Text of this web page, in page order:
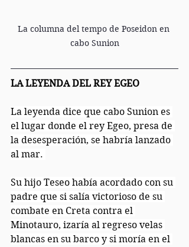
La columna del tempo de Poseidon en
cabo Sunion
LA LEYENDA DEL REY EGEO
La leyenda dice que cabo Sunion es
el lugar donde el rey Egeo, presa de
la desesperación, se habría lanzado
al mar.
Su hijo Teseo había acordado con su
padre que si salía victorioso de su
combate en Creta contra el
Minotauro, izaría al regreso velas
blancas en su barco y si moría en el